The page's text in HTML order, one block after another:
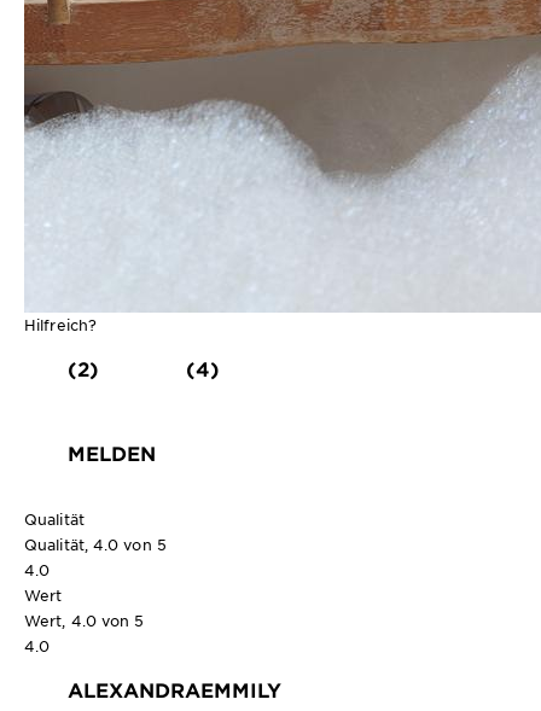
Hilfreich?
(2) (4)
MELDEN
Qualität
Qualität, 4.0 von 5
4.0
Wert
Wert, 4.0 von 5
4.0
ALEXANDRAEMMILY